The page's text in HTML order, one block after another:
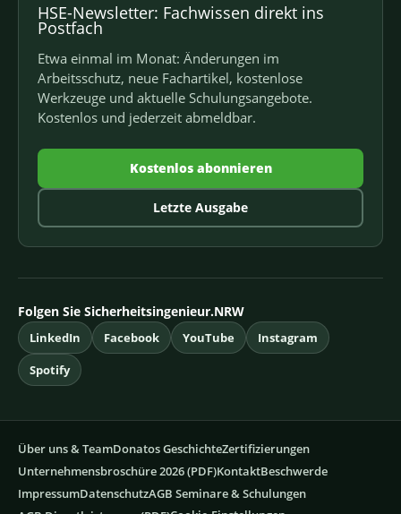
HSE-Newsletter: Fachwissen direkt ins
Postfach
Etwa einmal im Monat: Änderungen im
Arbeitsschutz, neue Fachartikel, kostenlose
Werkzeuge und aktuelle Schulungsangebote.
Kostenlos und jederzeit abmeldbar.
Kostenlos abonnieren
Letzte Ausgabe
Folgen Sie Sicherheitsingenieur.NRW
LinkedIn Facebook YouTube
Instagram
Spotify
Über uns & TeamDonatos GeschichteZertifizierungen
Unternehmensbroschüre 2026 (PDF)KontaktBeschwerde
ImpressumDatenschutzAGB Seminare & Schulungen